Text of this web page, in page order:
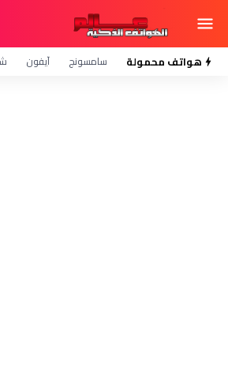
هواتف محمولة سامسونج آيفون